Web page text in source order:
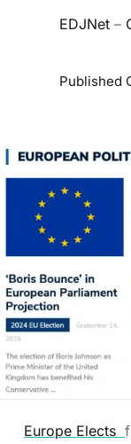
EDJNet –
Published
Europe Elects